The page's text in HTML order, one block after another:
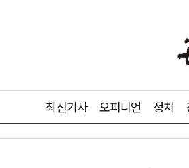
최신기사 오피니언 정치